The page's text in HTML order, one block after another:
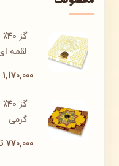
لقمه ای ۴۰۰
1,170,000
گرمی
770,000